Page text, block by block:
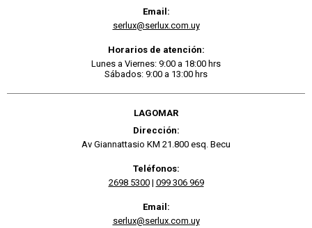
Email:
serlux@serlux.com.uy
Horarios de atención:
Lunes a Viernes: 9:00 a 18:00 hrs
Sábados: 9:00 a 13:00 hrs
LAGOMAR
Dirección:
Av Giannattasio KM 21.800 esq. Becu
Teléfonos:
2698 5300| 099 306 969
Email:
serlux@serlux.com.uy